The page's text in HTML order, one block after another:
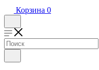
Корзина 0